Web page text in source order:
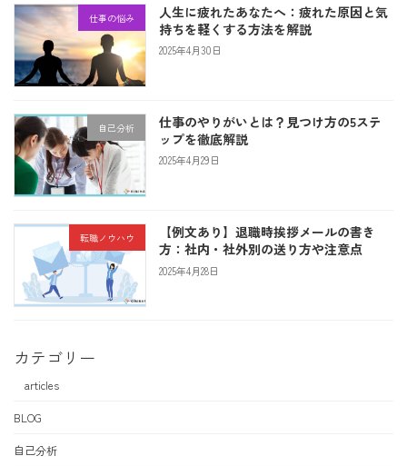
仕事の悩み
人生に疲れたあなたへ：疲れた原因と気
持ちを軽くする方法を解説
2025年4月30日
自己分析
仕事のやりがいとは？見つけ方の5ステ
ップを徹底解説
2025年4月29日
転職ノウハウ
【例文あり】退職時挨拶メールの書き
方：社内・社外別の送り方や注意点
2025年4月28日
カテゴリー
articles
BLOG
自己分析